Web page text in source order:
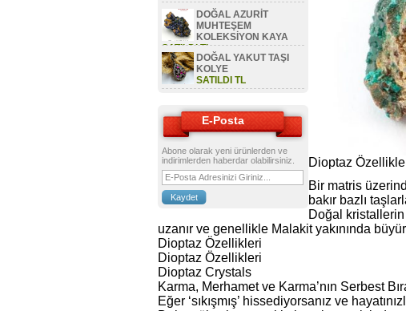
DOĞAL AZURİT
MUHTEŞEM
KOLEKSİYON KAYA
SATILDI TL
DOĞAL YAKUT TAŞI
KOLYE
SATILDI TL
E-Posta
Abone olarak yeni ürünlerden ve
indirimlerden haberdar olabilirsiniz.
Dioptaz
Bir matris
bakır bazlı
Doğal
uzanır ve genellikle Malakit yakınında
Dioptaz Özellikleri
Dioptaz Özellikleri
Dioptaz Crystals
Karma, Merhamet ve Karma’nın Serbest
Eğer ‘sıkışmış’ hissediyorsanız ve